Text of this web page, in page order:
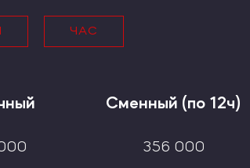
ЧАС
Сменный (по 12ч)
356 000
11 866
14 233
988
1 186